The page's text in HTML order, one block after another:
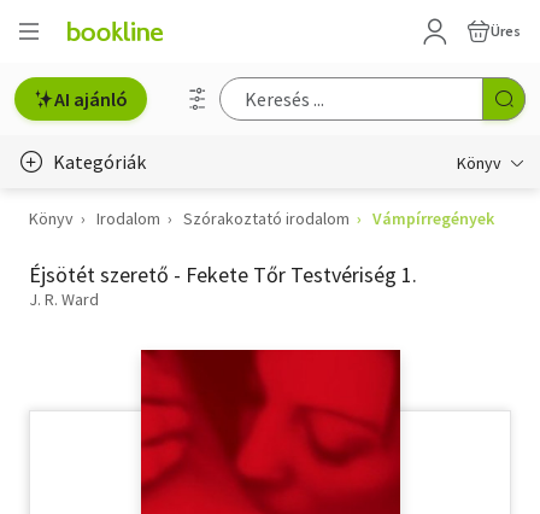
Üres
AI ajánló
Kategóriák Könyv
Életmód, egészség
Erotika
Hobbi, szabadidő
Könyv Irodalom Szórakoztató irodalom Vámpírregények
Éjsötét szerető - Fekete Tőr Testvériség 1.
J. R. Ward